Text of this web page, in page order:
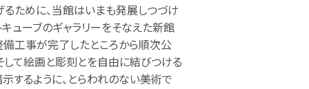
ために、当館はいまも発展しつづけ
キューブのギャラリーをそなえた新館
備工事が完了したところから順次公
して絵画と彫刻とを自由に結びつける
するように、とらわれのない美術で